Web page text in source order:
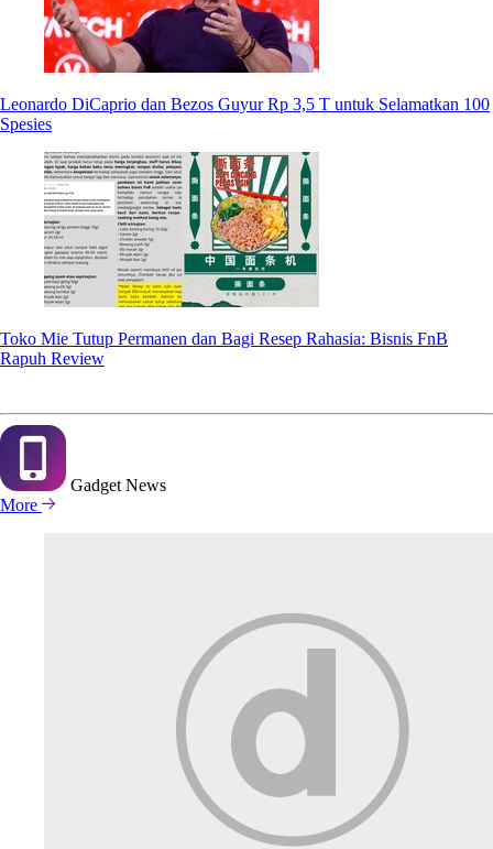
Leonardo DiCaprio dan Bezos Guyur Rp 3,5 T untuk Selamatkan 100
Spesies
Toko Mie Tutup Permanen dan Bagi Resep Rahasia: Bisnis FnB
Rapuh Review
Gadget News
More